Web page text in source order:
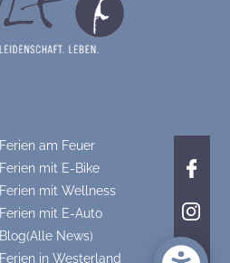
Ferien am Feuer
Ferien mit E-Bike
Ferien mit Wellness
Ferien mit E-Auto
Blog(Alle News)
Ferien in Westerland